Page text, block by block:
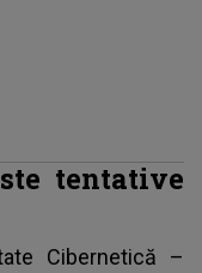
tentative
Cibernetică –